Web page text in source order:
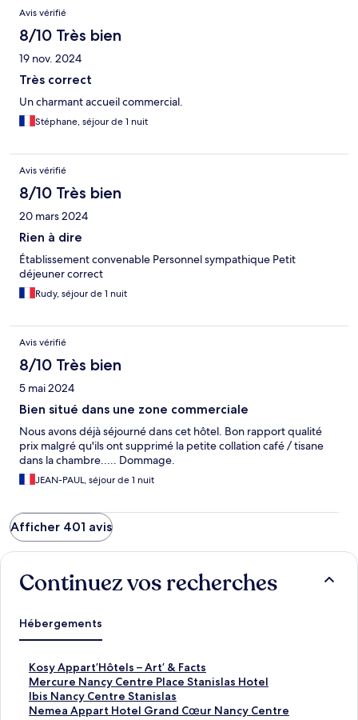
Avis vérifié
8/10 Très bien
19 nov. 2024
Très correct
Un charmant accueil commercial.
Stéphane, séjour de 1 nuit
Avis vérifié
8/10 Très bien
20 mars 2024
Rien à dire
Établissement convenable Personnel sympathique Petit
déjeuner correct
Rudy, séjour de 1 nuit
Avis vérifié
8/10 Très bien
5 mai 2024
Bien situé dans une zone commerciale
Nous avons déjà séjourné dans cet hôtel. Bon rapport qualité
prix malgré qu'ils ont supprimé la petite collation café / tisane
dans la chambre..... Dommage.
JEAN-PAUL, séjour de 1 nuit
Afficher 401 avis
Continuez vos recherches
Hébergements
Kosy Appart’Hôtels – Art’ & Facts
L
i
e
n
Mercure Nancy Centre Place Stanislas Hotel
L
i
e
Ibis Nancy Centre Stanislas
L
iNemea Appart Hotel Grand Cœur Nancy Centre
L